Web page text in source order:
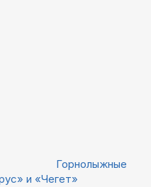
Горнолыжные
и «Чегет»